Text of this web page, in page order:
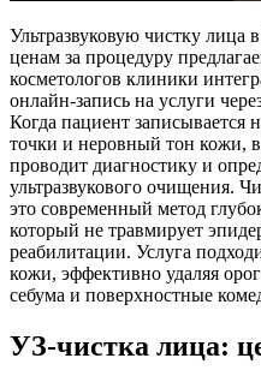
Ультразвуковую чистку лица
ценам за процедуру
косметологов клиники
онлайн-запись на услуги
Когда пациент
точки и неровный тон кожи,
проводит диагностику и
ультразвукового очищения.
это современный метод
который не травмирует
реабилитации. Услуга
кожи, эффективно удаляя
себума и поверхностные
УЗ-чистка лица: